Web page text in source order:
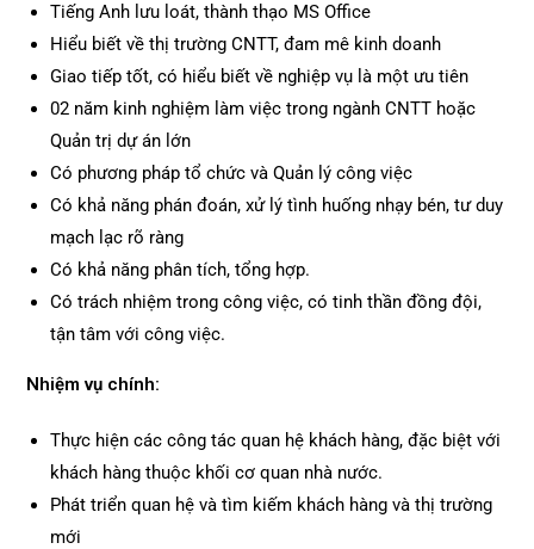
Tiếng Anh lưu loát, thành thạo MS Office
Hiểu biết về thị trường CNTT, đam mê kinh doanh
Giao tiếp tốt, có hiểu biết về nghiệp vụ là một ưu tiên
02 năm kinh nghiệm làm việc trong ngành CNTT hoặc
Quản trị dự án lớn
Có phương pháp tổ chức và Quản lý công việc
Có khả năng phán đoán, xử lý tình huống nhạy bén, tư duy
mạch lạc rõ ràng
Có khả năng phân tích, tổng hợp.
Có trách nhiệm trong công việc, có tinh thần đồng đội,
tận tâm với công việc.
Nhiệm vụ chính:
Thực hiện các công tác quan hệ khách hàng, đặc biệt với
khách hàng thuộc khối cơ quan nhà nước.
Phát triển quan hệ và tìm kiếm khách hàng và thị trường
mới